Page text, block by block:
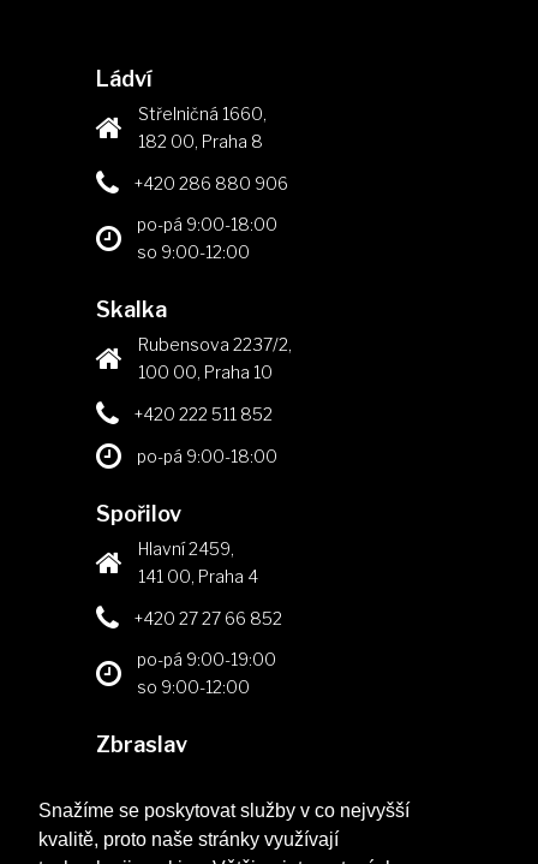
Snažíme se poskytovat služby v co nejvyšší
kvalitě, proto naše stránky využívají
Ládví
Střelničná 1660,
182 00, Praha 8
+420 286 880 906
po-pá 9:00-18:00
so 9:00-12:00
Skalka
Rubensova 2237/2,
100 00, Praha 10
+420 222 511 852
po-pá 9:00-18:00
Spořilov
Hlavní 2459,
141 00, Praha 4
+420 27 27 66 852
po-pá 9:00-19:00
so 9:00-12:00
Zbraslav
156 00, Praha 5
+420 257 213 341